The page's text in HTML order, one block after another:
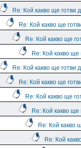
Re: Кой какво ще готви
Re: Кой какво ще
Re: Кой какво ще
Re: Кой какво ще
Re: Кой какво ще готви
Re: Кой какво ще
Re: Кой какво ще
Re: Кой какво ще
Re: Кой какво
Re: Кой